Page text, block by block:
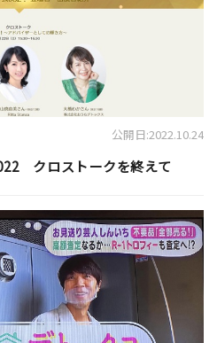
公開日:2022.10.24
クロストークを終えて